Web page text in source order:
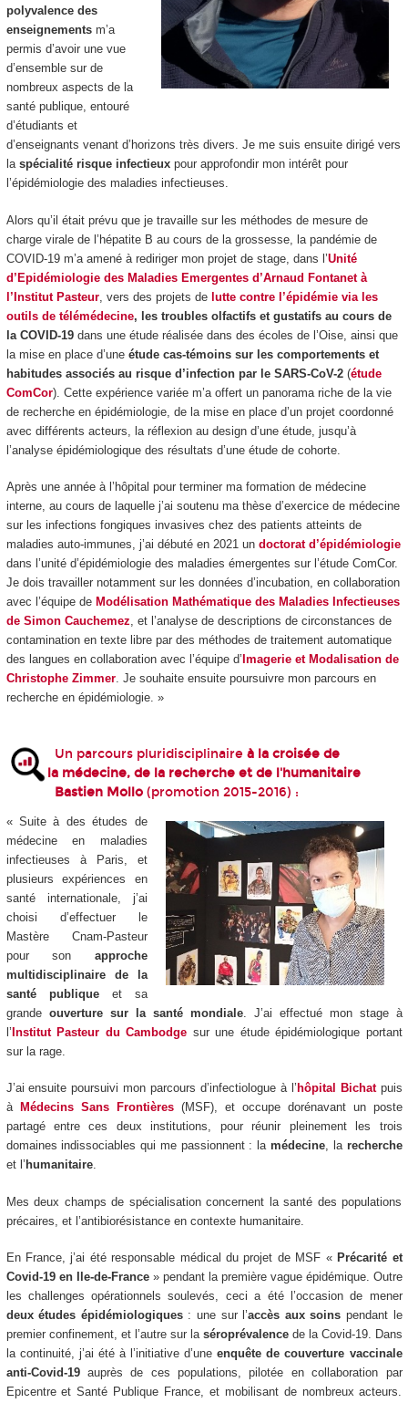
polyvalence des
enseignementsm’a
permis d’avoir une vue
d’ensemble sur de
nombreux aspects de la
santé publique, entouré
d’étudiants et
d’enseignants venant d’horizons très divers. Je me suis ensuite dirigé vers
la spécialité risque infectieuxpour approfondir mon intérêt pour
l’épidémiologie des maladies infectieuses.
Alors qu’il était prévu que je travaille sur les méthodes de mesure de
charge virale de l’hépatite B au cours de la grossesse, la pandémie de
COVID-19 m’a amené à rediriger mon projet de stage, dans l’Unité
d’Epidémiologie des Maladies Emergentes d’Arnaud Fontanet à
l’Institut Pasteur, vers des projets de lutte contre l’épidémie via les
outils de télémédecine, les troubles olfactifs et gustatifs au cours de
la COVID-19dans une étude réalisée dans des écoles de l’Oise, ainsi que
la mise en place d’une étude cas-témoins sur les comportements et
habitudes associés au risque d’infection par le SARS-CoV-2(étude
ComCor). Cette expérience variée m’a offert un panorama riche de la vie
de recherche en épidémiologie, de la mise en place d’un projet coordonné
avec différents acteurs, la réflexion au design d’une étude, jusqu’à
l’analyse épidémiologique des résultats d’une étude de cohorte.
Après une année à l’hôpital pour terminer ma formation de médecine
interne, au cours de laquelle j’ai soutenu ma thèse d’exercice de médecine
sur les infections fongiques invasives chez des patients atteints de
maladies auto-immunes, j’ai débuté en 2021 un doctorat d’épidémiologie
dans l’unité d’épidémiologie des maladies émergentes sur l’étude ComCor.
Je dois travailler notamment sur les données d’incubation, en collaboration
avec l’équipe de Modélisation Mathématique des Maladies Infectieuses
de Simon Cauchemez, et l’analyse de descriptions de circonstances de
contamination en texte libre par des méthodes de traitement automatique
des langues en collaboration avec l’équipe d’ Imagerie et Modalisation de
Christophe Zimmer. Je souhaite ensuite poursuivre mon parcours en
recherche en épidémiologie. »
Un parcours pluridisciplinaire à la croisée de
la médecine, de la recherche et de l'humanitaire
Bastien Mollo (promotion 2015-2016) :
« Suite à des études de
médecine en maladies
infectieuses à Paris, et
plusieurs expériences en
santé internationale, j’ai
choisi d’effectuer le
Mastère Cnam-Pasteur
pour son approche
multidisciplinaire de la
santé publiqueet sa
grande ouverture sur la santé mondiale. J’ai effectué mon stage à
l’ Institut Pasteur du Cambodge sur une étude épidémiologique portant
sur la rage.
J’ai ensuite poursuivi mon parcours d’infectiologue à l’ hôpital Bichatpuis
à Médecins Sans Frontières(MSF), et occupe dorénavant un poste
partagé entre ces deux institutions, pour réunir pleinement les trois
domaines indissociables qui me passionnent : la médecine, la recherche
et l’ humanitaire.
Mes deux champs de spécialisation concernent la santé des populations
précaires, et l’antibiorésistance en contexte humanitaire.
En France, j’ai été responsable médical du projet de MSF « Précarité et
Covid-19 en Ile-de-France» pendant la première vague épidémique. Outre
les challenges opérationnels soulevés, ceci a été l’occasion de mener
deux études épidémiologiques: une sur l’accès aux soins pendant le
premier confinement, et l’autre sur la séroprévalence de la Covid-19. Dans
la continuité, j’ai été à l’initiative d’uneenquête de couverture vaccinale
anti-Covid-19auprès de ces populations, pilotée en collaboration par
Epicentre et Santé Publique France, et mobilisant de nombreux acteurs.